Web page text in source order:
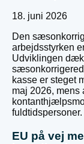
18. juni 2026
Den
arbejdsstyrken
Udviklingen
kasse er steget
maj 2026, mens
fuldtidspersoner.
EU på vej